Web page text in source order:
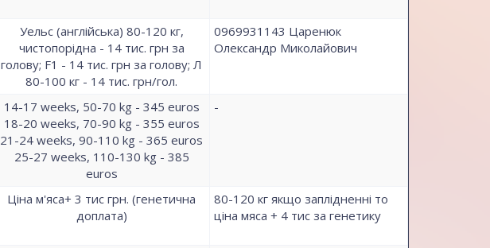
Уельс (англійська) 80-120 кг,
чистопорідна - 14 тис. грн за
голову; F1 - 14 тис. грн за голову; Л
80-100 кг - 14 тис. грн/гол.
0969931143 Царенюк
Олександр Миколайович
14-17 weeks, 50-70 kg - 345 euros
18-20 weeks, 70-90 kg - 355 euros
21-24 weeks, 90-110 kg - 365 euros
25-27 weeks, 110-130 kg - 385
euros
-
Ціна м'яса+ 3 тис грн. (генетична
доплата)
80-120 кг якщо заплідненні то
ціна мяса + 4 тис за генетику